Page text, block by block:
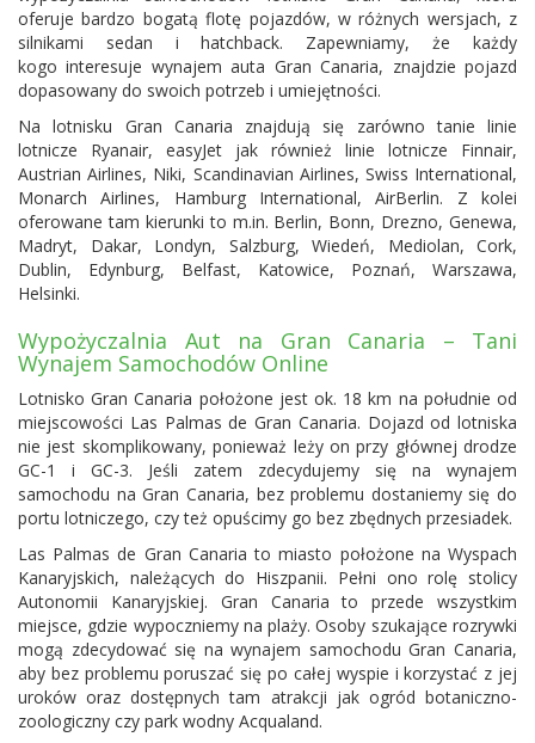
oferuje bardzo bogatą flotę pojazdów, w różnych wersjach, z
silnikami sedan i hatchback. Zapewniamy, że każdy
kogo interesuje wynajem auta Gran Canaria, znajdzie pojazd
dopasowany do swoich potrzeb i umiejętności.
Na lotnisku Gran Canaria znajdują się zarówno tanie linie
lotnicze Ryanair, easyJet jak również linie lotnicze Finnair,
Austrian Airlines, Niki, Scandinavian Airlines, Swiss International,
Monarch Airlines, Hamburg International, AirBerlin. Z kolei
oferowane tam kierunki to m.in. Berlin, Bonn, Drezno, Genewa,
Madryt, Dakar, Londyn, Salzburg, Wiedeń, Mediolan, Cork,
Dublin, Edynburg, Belfast, Katowice, Poznań, Warszawa,
Helsinki.
Wypożyczalnia Aut na Gran Canaria – Tani
Wynajem Samochodów Online
Lotnisko Gran Canaria położone jest ok. 18 km na południe od
miejscowości Las Palmas de Gran Canaria. Dojazd od lotniska
nie jest skomplikowany, ponieważ leży on przy głównej drodze
GC-1 i GC-3. Jeśli zatem zdecydujemy się na wynajem
samochodu na Gran Canaria, bez problemu dostaniemy się do
portu lotniczego, czy też opuścimy go bez zbędnych przesiadek.
Las Palmas de Gran Canaria to miasto położone na Wyspach
Kanaryjskich, należących do Hiszpanii. Pełni ono rolę stolicy
Autonomii Kanaryjskiej. Gran Canaria to przede wszystkim
miejsce, gdzie wypoczniemy na plaży. Osoby szukające rozrywki
mogą zdecydować się na wynajem samochodu Gran Canaria,
aby bez problemu poruszać się po całej wyspie i korzystać z jej
uroków oraz dostępnych tam atrakcji jak ogród botaniczno-
zoologiczny czy park wodny Acqualand.